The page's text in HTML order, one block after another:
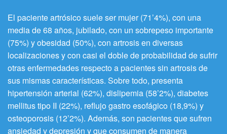
El paciente artrósico suele ser mujer (71’4%), con una
media de 68 años, jubilado, con un sobrepeso importante
(75%) y obesidad (50%), con artrosis en diversas
localizaciones y con casi el doble de probabilidad de sufrir
otras enfermedades respecto a pacientes sin artrosis de
sus mismas características. Sobre todo, presenta
hipertensión arterial (62%), dislipemia (58’2%), diabetes
mellitus tipo II (22%), reflujo gastro esofágico (18,9%) y
osteoporosis (12’2%). Además, son pacientes que sufren
ansiedad y depresión y que consumen de manera